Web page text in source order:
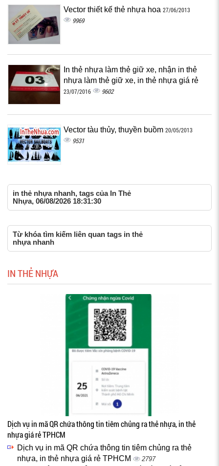
Vector thiết kế thẻ nhựa hoa 27/06/2013
9969
In thẻ nhựa làm thẻ giữ xe, nhận in thẻ
nhựa làm thẻ giữ xe, in thẻ nhựa giá rẻ
23/07/2016 9602
Vector tàu thủy, thuyền buồm 20/05/2013
9531
in thẻ nhựa nhanh, tags của In Thẻ
Nhựa, 06/08/2026 18:31:30
Từ khóa tìm kiếm liên quan tags in thẻ
nhựa nhanh
IN THẺ NHỰA
Dịch vụ in mã QR chứa thông tin tiêm chủng ra thẻ nhựa, in thẻ
nhựa giá rẻ TPHCM
Dịch vụ in mã QR chứa thông tin tiêm chủng ra thẻ
nhựa, in thẻ nhựa giá rẻ TPHCM
2797